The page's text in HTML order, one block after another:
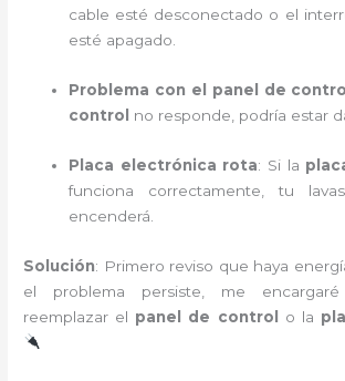
cable esté desconectado o el
esté apagado.
Problema con el panel de control
control
no responde, podría estar
Placa electrónica rota: Si la
funciona correctamente, tu
encenderá.
Solución: Primero reviso que haya
el problema persiste, me
reemplazar el panel de control o la